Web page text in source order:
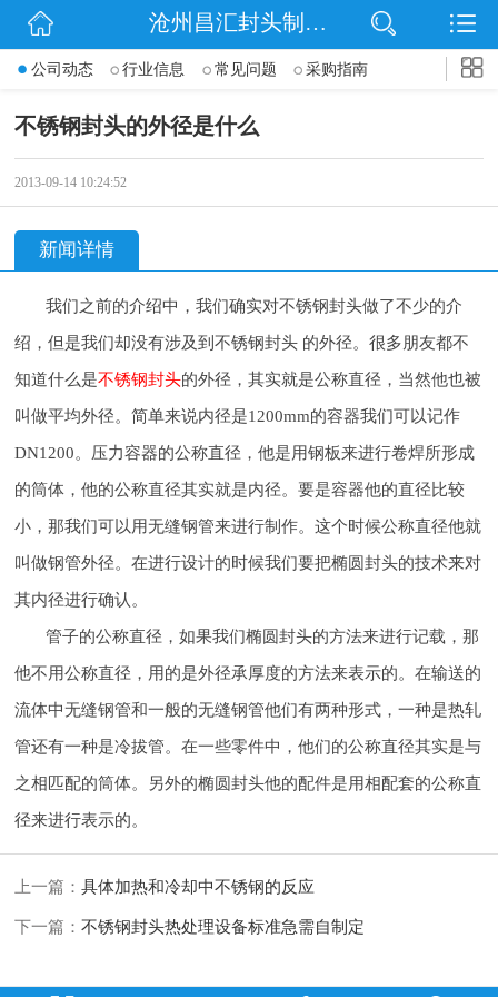
网站首页
沧州昌汇封头制造有限公司
公司动态 行业信息 常见问题 采购指南
不锈钢封头的外径是什么
2013-09-14 10:24:52
新闻详情
我们之前的介绍中，我们确实对不锈钢封头做了不少的介
绍，但是我们却没有涉及到不锈钢封头 的外径。很多朋友都不
知道什么是不锈钢封头的外径，其实就是公称直径，当然他也被
叫做平均外径。简单来说内径是1200mm的容器我们可以记作
DN1200。压力容器的公称直径，他是用钢板来进行卷焊所形成
的筒体，他的公称直径其实就是内径。要是容器他的直径比较
小，那我们可以用无缝钢管来进行制作。这个时候公称直径他就
叫做钢管外径。在进行设计的时候我们要把椭圆封头的技术来对
其内径进行确认。
管子的公称直径，如果我们椭圆封头的方法来进行记载，那
他不用公称直径，用的是外径承厚度的方法来表示的。在输送的
流体中无缝钢管和一般的无缝钢管他们有两种形式，一种是热轧
管还有一种是冷拔管。在一些零件中，他们的公称直径其实是与
之相匹配的筒体。另外的椭圆封头他的配件是用相配套的公称直
径来进行表示的。
上一篇：具体加热和冷却中不锈钢的反应
下一篇：不锈钢封头热处理设备标准急需自制定